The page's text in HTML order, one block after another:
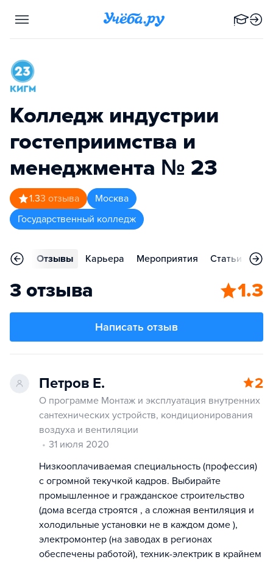
Колледж индустрии
гостеприимства и
менеджмента № 23
1.33 отзыва
Москва
Государственный колледж
Отзывы Карьера Мероприятия Статьи
3 отзыва 1.3
Написать отзыв
Петров Е. 2
О программе Монтаж и эксплуатация внутренних
сантехнических устройств, кондиционирования
воздуха и вентиляции
31 июля 2020
Низкооплачиваемая специальность (профессия)
с огромной текучкой кадров. Выбирайте
промышленное и гражданское строительство
(дома всегда строятся , а сложная вентиляция и
холодильные установки не в каждом доме ),
электромонтер (на заводах в регионах
обеспечены работой), техник-электрик в крайнем